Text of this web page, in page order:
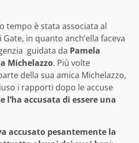
tempo è stata associata al
in quanto anch’ella faceva
guidata da Pamela
Michelazzo. Più volte
della sua amica Michelazzo,
i rapporti dopo le accuse
e l’ha accusata di essere una
accusato pesantemente la